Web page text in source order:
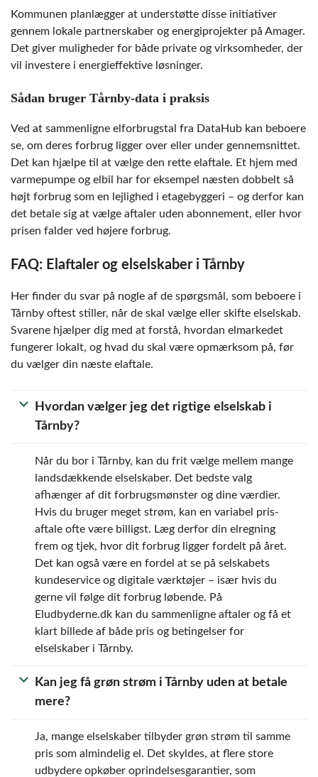
Kommunen planlægger at understøtte disse initiativer
gennem lokale partnerskaber og energiprojekter på Amager.
Det giver muligheder for både private og virksomheder, der
vil investere i energieffektive løsninger.
Sådan bruger Tårnby-data i praksis
Ved at sammenligne elforbrugstal fra DataHub kan beboere
se, om deres forbrug ligger over eller under gennemsnittet.
Det kan hjælpe til at vælge den rette elaftale. Et hjem med
varmepumpe og elbil har for eksempel næsten dobbelt så
højt forbrug som en lejlighed i etagebyggeri – og derfor kan
det betale sig at vælge aftaler uden abonnement, eller hvor
prisen falder ved højere forbrug.
FAQ: Elaftaler og elselskaber i Tårnby
Her finder du svar på nogle af de spørgsmål, som beboere i
Tårnby oftest stiller, når de skal vælge eller skifte elselskab.
Svarene hjælper dig med at forstå, hvordan elmarkedet
fungerer lokalt, og hvad du skal være opmærksom på, før
du vælger din næste elaftale.
Hvordan vælger jeg det rigtige elselskab i
Tårnby?
Når du bor i Tårnby, kan du frit vælge mellem mange
landsdækkende elselskaber. Det bedste valg
afhænger af dit forbrugsmønster og dine værdier.
Hvis du bruger meget strøm, kan en variabel pris­
aftale ofte være billigst. Læg derfor din elregning
frem og tjek, hvor dit forbrug ligger fordelt på året.
Det kan også være en fordel at se på selskabets
kundeservice og digitale værktøjer – især hvis du
gerne vil følge dit forbrug løbende. På
Eludbyderne.dk kan du sammenligne aftaler og få et
klart billede af både pris og betingelser for
elselskaber i Tårnby.
Kan jeg få grøn strøm i Tårnby uden at betale
mere?
Ja, mange elselskaber tilbyder grøn strøm til samme
pris som almindelig el. Det skyldes, at flere store
udbydere opkøber oprindelsesgarantier, som